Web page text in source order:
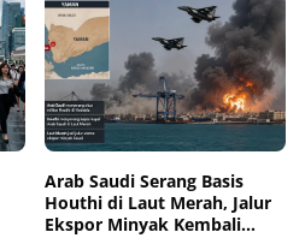
Arab Saudi Serang Basis
Houthi di Laut Merah, Jalur
Ekspor Minyak Kembali